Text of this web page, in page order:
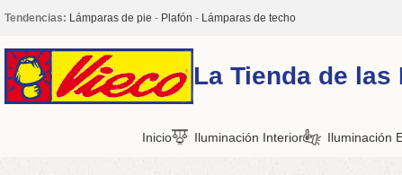
Tendencias: Lámparas de pie - Plafón - Lámparas de techo
La Tienda de las
Inicio Iluminación Interior Iluminación